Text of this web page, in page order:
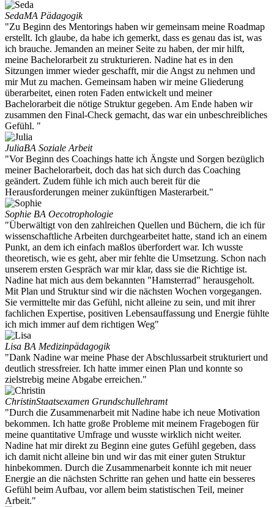
SedaMA Pädagogik
"Zu Beginn des Mentorings haben wir gemeinsam meine Roadmap
erstellt. Ich glaube, da habe ich gemerkt, dass es genau das ist, was
ich brauche. Jemanden an meiner Seite zu haben, der mir hilft,
meine Bachelorarbeit zu strukturieren. Nadine hat es in den
Sitzungen immer wieder geschafft, mir die Angst zu nehmen und
mir Mut zu machen. Gemeinsam haben wir meine Gliederung
überarbeitet, einen roten Faden entwickelt und meiner
Bachelorarbeit die nötige Struktur gegeben. Am Ende haben wir
zusammen den Final-Check gemacht, das war ein unbeschreibliches
Gefühl. "
JuliaBA Soziale Arbeit
"Vor Beginn des Coachings hatte ich Ängste und Sorgen bezüglich
meiner Bachelorarbeit, doch das hat sich durch das Coaching
geändert. Zudem fühle ich mich auch bereit für die
Herausforderungen meiner zukünftigen Masterarbeit."
Sophie BA Oecotrophologie
"Überwältigt von den zahlreichen Quellen und Büchern, die ich für
wissenschaftliche Arbeiten durchgearbeitet hatte, stand ich an einem
Punkt, an dem ich einfach maßlos überfordert war. Ich wusste
theoretisch, wie es geht, aber mir fehlte die Umsetzung. Schon nach
unserem ersten Gespräch war mir klar, dass sie die Richtige ist.
Nadine hat mich aus dem bekannten "Hamsterrad" herausgeholt.
Mit Plan und Struktur sind wir die nächsten Wochen vorgegangen.
Sie vermittelte mir das Gefühl, nicht alleine zu sein, und mit ihrer
fachlichen Expertise, positiven Lebensauffassung und Energie fühlte
ich mich immer auf dem richtigen Weg"
Lisa BA Medizinpädagogik
"Dank Nadine war meine Phase der Abschlussarbeit strukturiert und
deutlich stressfreier. Ich hatte immer einen Plan und konnte so
zielstrebig meine Abgabe erreichen."
ChristinStaatsexamen Grundschullehramt
"Durch die Zusammenarbeit mit Nadine habe ich neue Motivation
bekommen. Ich hatte große Probleme mit meinem Fragebogen für
meine quantitative Umfrage und wusste wirklich nicht weiter.
Nadine hat mir direkt zu Beginn eine gutes Gefühl gegeben, dass
ich damit nicht alleine bin und wir das mit einer guten Struktur
hinbekommen. Durch die Zusammenarbeit konnte ich mit neuer
Energie an die nächsten Schritte ran gehen und hatte ein besseres
Gefühl beim Aufbau, vor allem beim statistischen Teil, meiner
Arbeit."